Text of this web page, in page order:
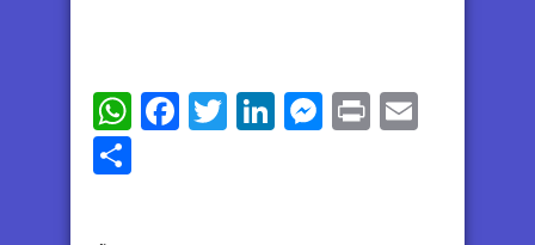
WhatsApp
Facebook
TwitterLinkedIn
Messenger
Print